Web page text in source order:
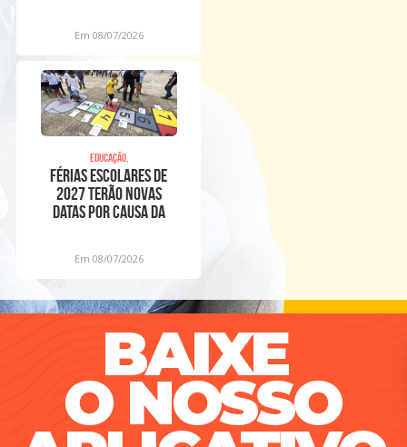
Em 08/07/2026
Educação,
Férias escolares de
2027 terão novas
datas por causa da
Em 08/07/2026